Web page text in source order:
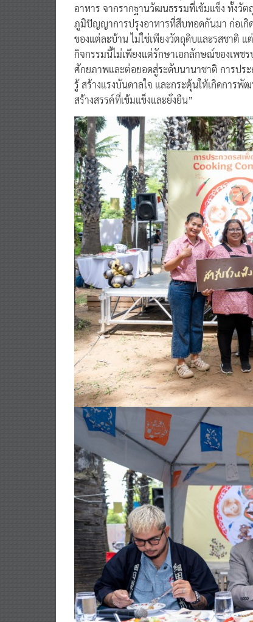
อาหาร จากรากฐานวัฒนธรรมที่เข้มแข็ง ทั้ง
ภูมิปัญญาการปรุงอาหารที่สืบทอดกันมา ก่อเกิด
ของแต่ละบ้าน ไม่ใช่เพียงวัตถุดิบและรสชาติ
กิจกรรมนี้ไม่เพียงแต่รักษาเอกลักษณ์ของเพช
ศักยภาพและต่อยอดสู่ระดับนานาชาติ การปร
รู้ สร้างแรงบันดาลใจ และกระตุ้นให้เกิดการพั
สร้างสรรค์ที่เข้มแข็งและยั่งยืน”